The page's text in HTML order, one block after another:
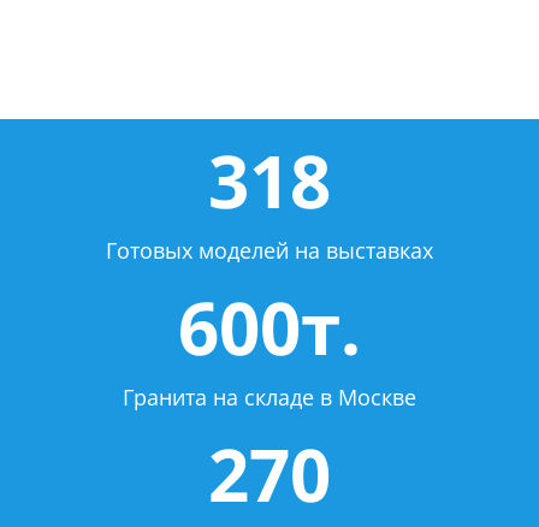
318
Готовых моделей на выставках
600т.
Гранита на складе в Москве
270